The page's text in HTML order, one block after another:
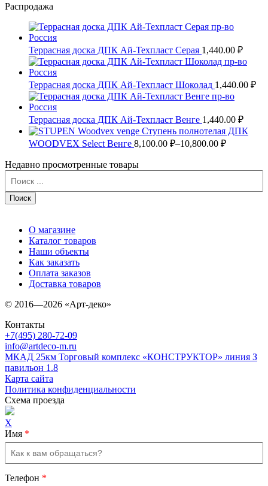
Распродажа
Террасная доска ДПК Ай-Техпласт Серая 1,440.00 ₽
Террасная доска ДПК Ай-Техпласт Шоколад 1,440.00 ₽
Террасная доска ДПК Ай-Техпласт Венге 1,440.00 ₽
Ступень полнотелая ДПК
WOODVEX Select Венге 8,100.00 ₽–10,800.00 ₽
Недавно просмотренные товары
О магазине
Каталог товаров
Наши объекты
Как заказать
Оплата заказов
Доставка товаров
© 2016—2026 «Арт-деко»
Контакты
+7(495) 280-72-09
info@artdeco-m.ru
МКАД 25км Торговый комплекс «КОНСТРУКТОР» линия З
павильон 1.8
Карта сайта
Политика конфиденциальности
Схема проезда
X
Имя *
Телефон *